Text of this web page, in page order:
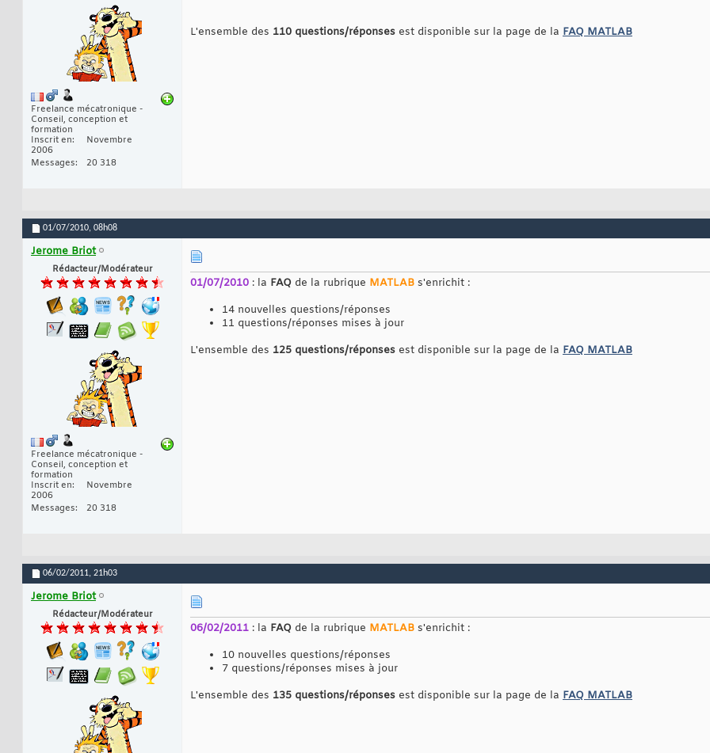
Freelance mécatronique -
Conseil, conception et
formation
Inscrit en
Novembre
2006
Messages
20 318
L'ensemble des 110 questions/réponses est disponible sur la page de la FAQ MATLAB
01/07/2010, 08h08
Jerome Briot
Rédacteur/Modérateur
Freelance mécatronique -
Conseil, conception et
formation
Inscrit en
Novembre
2006
Messages
20 318
01/07/2010 : la FAQ de la rubrique MATLAB s'enrichit :
14 nouvelles questions/réponses
11 questions/réponses mises à jour
L'ensemble des 125 questions/réponses est disponible sur la page de la FAQ MATLAB
06/02/2011, 21h03
Jerome Briot
Rédacteur/Modérateur
06/02/2011 : la FAQ de la rubrique MATLAB s'enrichit :
10 nouvelles questions/réponses
7 questions/réponses mises à jour
L'ensemble des 135 questions/réponses est disponible sur la page de la FAQ MATLAB